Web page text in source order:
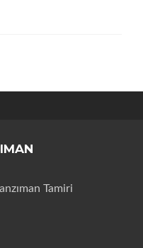
Tamiri